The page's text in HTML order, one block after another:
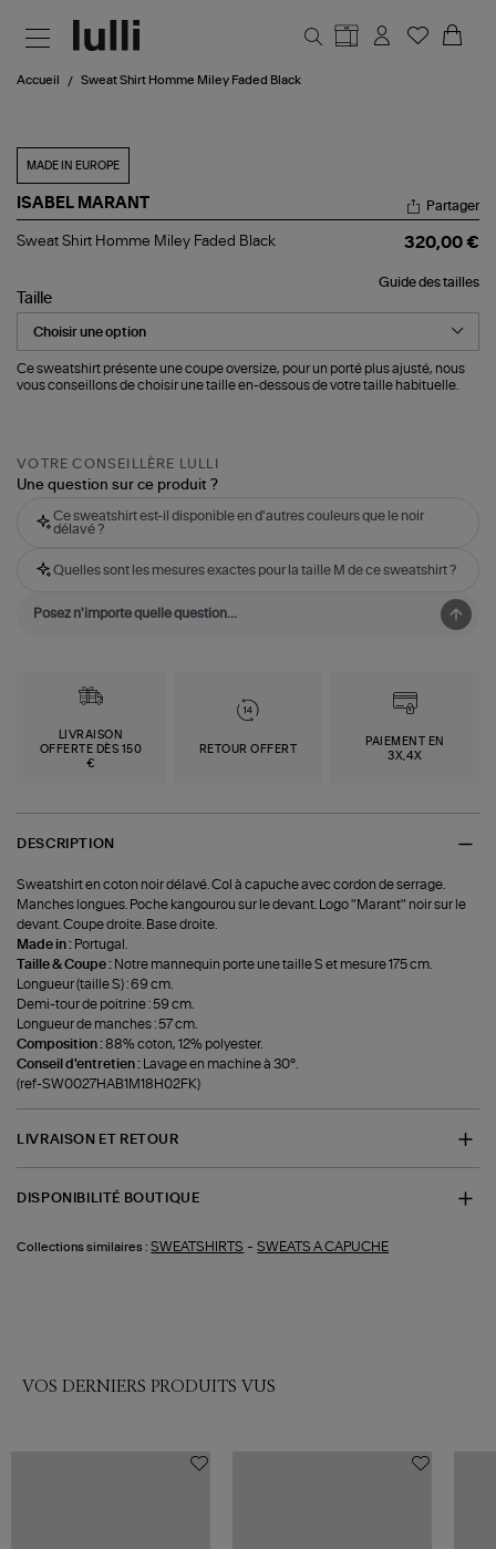
Accueil Sweat Shirt Homme Miley Faded Black
MADE IN EUROPE
ISABEL MARANT
Sweat
Miley
Faded
Black
Partager
Sweat Shirt Homme Miley Faded Black 320,00 €
Guide des tailles
Taille
Ce sweatshirt présente une coupe oversize, pour un porté plus ajusté, nous
vous conseillons de choisir une taille en-dessous de votre taille habituelle.
VOTRE CONSEILLÈRE LULLI
Une question sur ce produit ?
Ce sweatshirt est-il disponible en d'autres couleurs que le noir
délavé ?
Quelles sont les mesures exactes pour la taille M de ce sweatshirt ?
LIVRAISON
OFFERTE DÈS 150
€
RETOUR OFFERT
PAIEMENT EN
3X,4X
DESCRIPTION
Sweatshirt en coton noir délavé. Col à capuche avec cordon de serrage.
Manches longues. Poche kangourou sur le devant. Logo "Marant" noir sur le
devant. Coupe droite. Base droite.
Made in : Portugal.
Taille & Coupe : Notre mannequin porte une taille S et mesure 175 cm.
Longueur (taille S) : 69 cm.
Demi-tour de poitrine : 59 cm.
Longueur de manches : 57 cm.
Composition :88% coton, 12% polyester.
Conseil d'entretien :
Lavage en machine à 30°.
(ref-SW0027HAB1M18H02FK)
LIVRAISON ET RETOUR
DISPONIBILITÉ BOUTIQUE
Collections similaires : SWEATSHIRTS -SWEATS A CAPUCHE
VOS DERNIERS PRODUITS VUS